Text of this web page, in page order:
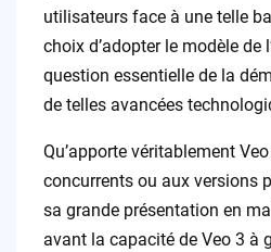
utilisateurs face à une telle
choix d’adopter le modèle de
question essentielle de la
de telles avancées
Qu’apporte véritablement
concurrents ou aux versions
sa grande présentation en
avant la capacité de Veo 3 à